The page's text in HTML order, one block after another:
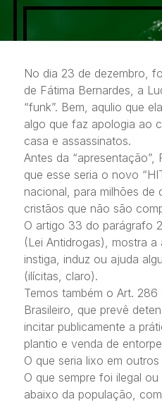
No dia 23 de dezembro,
de Fátima Bernardes, a
“funk”. Bem, aqulio que
algo que faz apologia ao
casa e assassinatos.
Antes da “apresentação”,
que esse seria o novo
nacional, para milhões de
cristãos que não são
O artigo 33 do parágrafo
(Lei Antidrogas), mostra a
instiga, induz ou ajuda
(ilícitas, claro).
Temos também o Art. 286
Brasileiro, que prevê
incitar publicamente a
plantio e venda de
O que seria lixo em
O que sempre foi ilegal
abaixo da população,